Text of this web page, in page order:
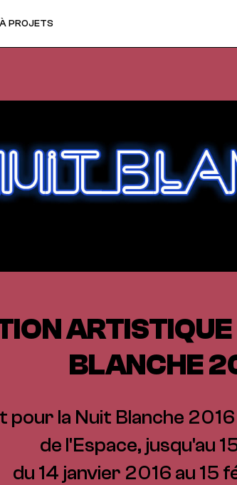
PROJETS
BLANCHE
pour la Nuit Blanche
de l'Espace, jusqu'au
du 14 janvier 2016 au 15